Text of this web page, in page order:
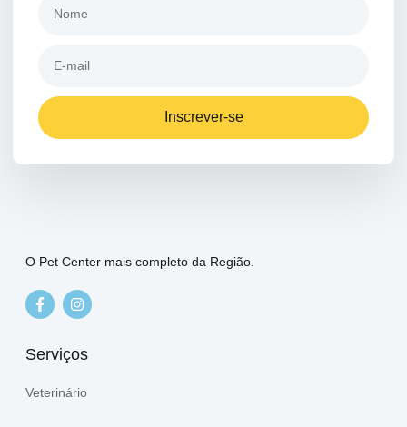
Inscrever-se
O Pet Center mais completo da Região.
Serviços
Veterinário